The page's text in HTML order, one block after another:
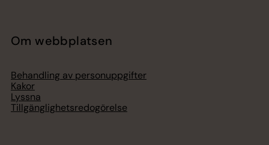
Om webbplatsen
Behandling av personuppgifter
Kakor
Lyssna
Tillgänglighetsredogörelse